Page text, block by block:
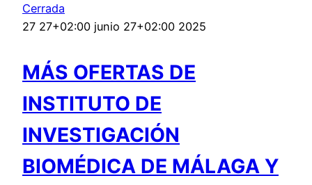
Cerrada
27 27+02:00 junio 27+02:00 2025
MÁS OFERTAS DE
INSTITUTO DE
INVESTIGACIÓN
BIOMÉDICA DE MÁLAGA Y